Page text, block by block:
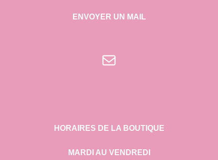
ENVOYER UN MAIL
E-mail
HORAIRES DE LA BOUTIQUE
MARDI AU VENDREDI